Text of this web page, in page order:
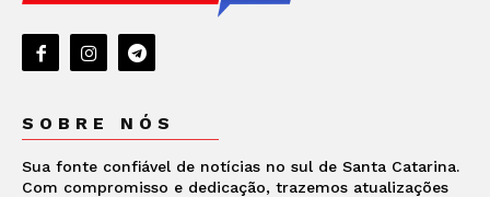
SOBRE NÓS
Sua fonte confiável de notícias no sul de Santa Catarina.
Com compromisso e dedicação, trazemos atualizações